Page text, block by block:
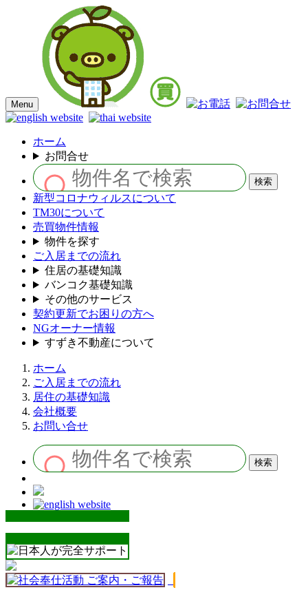
Menu
ホーム
お問合せ
新型コロナウィルスについて
TM30について
売買物件情報
物件を探す
ご入居までの流れ
住居の基礎知識
バンコク基礎知識
その他のサービス
契約更新でお困りの方へ
NGオーナー情報
すずき不動産について
ホーム
ご入居までの流れ
居住の基礎知識
会社概要
お問い合せ